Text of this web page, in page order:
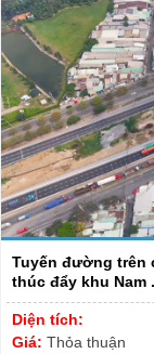
Tuyến đường trên
thúc đẩy khu Nam
Diện tích:
Giá: Thỏa thuận